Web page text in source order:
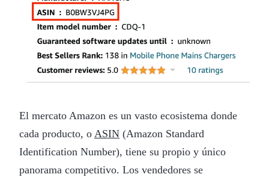
El mercato Amazon es un vasto ecosistema donde
cada producto, o ASIN (Amazon Standard
Identification Number), tiene su propio y único
panorama competitivo. Los vendedores se